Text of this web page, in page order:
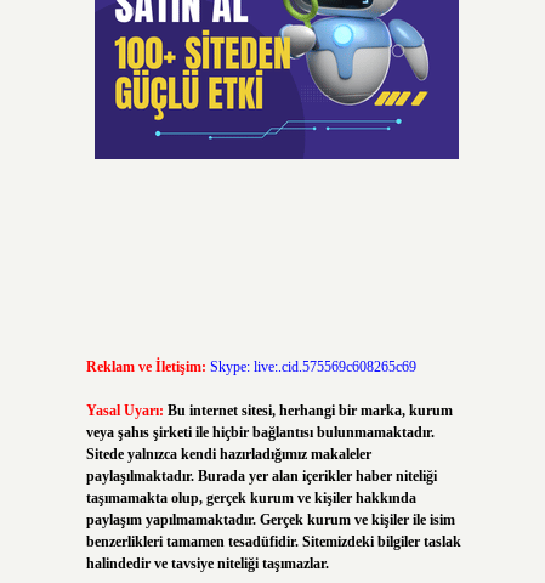
Reklam ve İletişim: Skype: live:.cid.575569c608265c69
Yasal Uyarı: Bu internet sitesi, herhangi bir marka, kurum
veya şahıs şirketi ile hiçbir bağlantısı bulunmamaktadır.
Sitede yalnızca kendi hazırladığımız makaleler
paylaşılmaktadır. Burada yer alan içerikler haber niteliği
taşımamakta olup, gerçek kurum ve kişiler hakkında
paylaşım yapılmamaktadır. Gerçek kurum ve kişiler ile isim
benzerlikleri tamamen tesadüfidir. Sitemizdeki bilgiler taslak
halindedir ve tavsiye niteliği taşımazlar.